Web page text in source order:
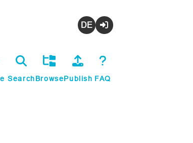
SearchBrowsePublish FAQ